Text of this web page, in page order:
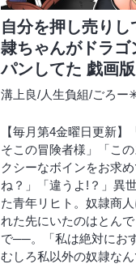
自分を押し売りし
隷ちゃんがドラゴ
パンしてた 戯画版
溝上良/人生負組/ごろー
【毎月第4金曜日更新】
そこの冒険者様」「こ
クシーなボインをお求め
ね？」「違うよ!？」異
た青年リヒト。奴隷商
れた先にいたのはとん
で──。「私は絶対にお
むしろ私以外の奴隷な